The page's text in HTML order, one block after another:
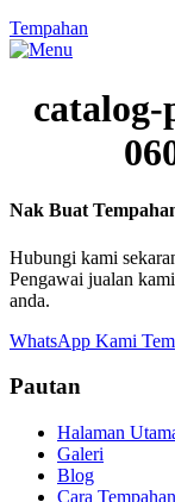
Tempahan
catalog-
Nak Buat
Hubungi kami
Pengawai jualan
anda.
WhatsApp Kami
Pautan
Halaman
Galeri
Blog
Cara Tempahan